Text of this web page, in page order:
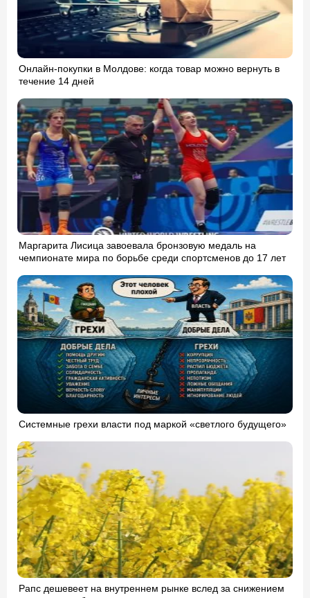
Онлайн-покупки в Молдове: когда товар можно вернуть в
течение 14 дней
Маргарита Лисица завоевала бронзовую медаль на
чемпионате мира по борьбе среди спортсменов до 17 лет
Системные грехи власти под маркой «светлого будущего»
Рапс дешевеет на внутреннем рынке вслед за снижением